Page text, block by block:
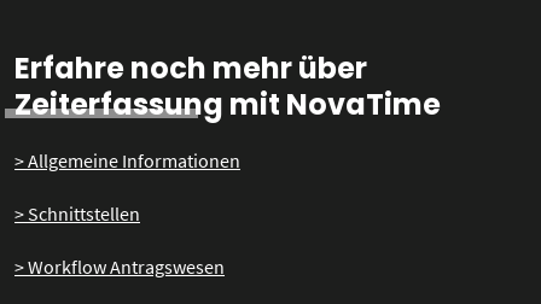
Erfahre noch mehr über
Zeiterfassung mit NovaTime
> Allgemeine Informationen
> Schnittstellen
> Workflow Antragswesen